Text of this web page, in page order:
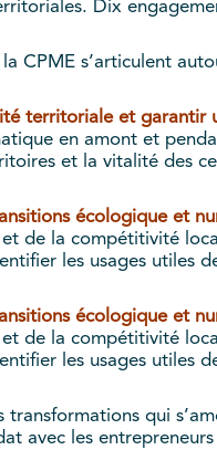
Dix
CPME s’articulent
territoriale et garantir
en amont et
et la vitalité des
écologique et
et de la compétitivité
les usages utiles
écologique et
et de la compétitivité
les usages utiles
transformations qui
avec les